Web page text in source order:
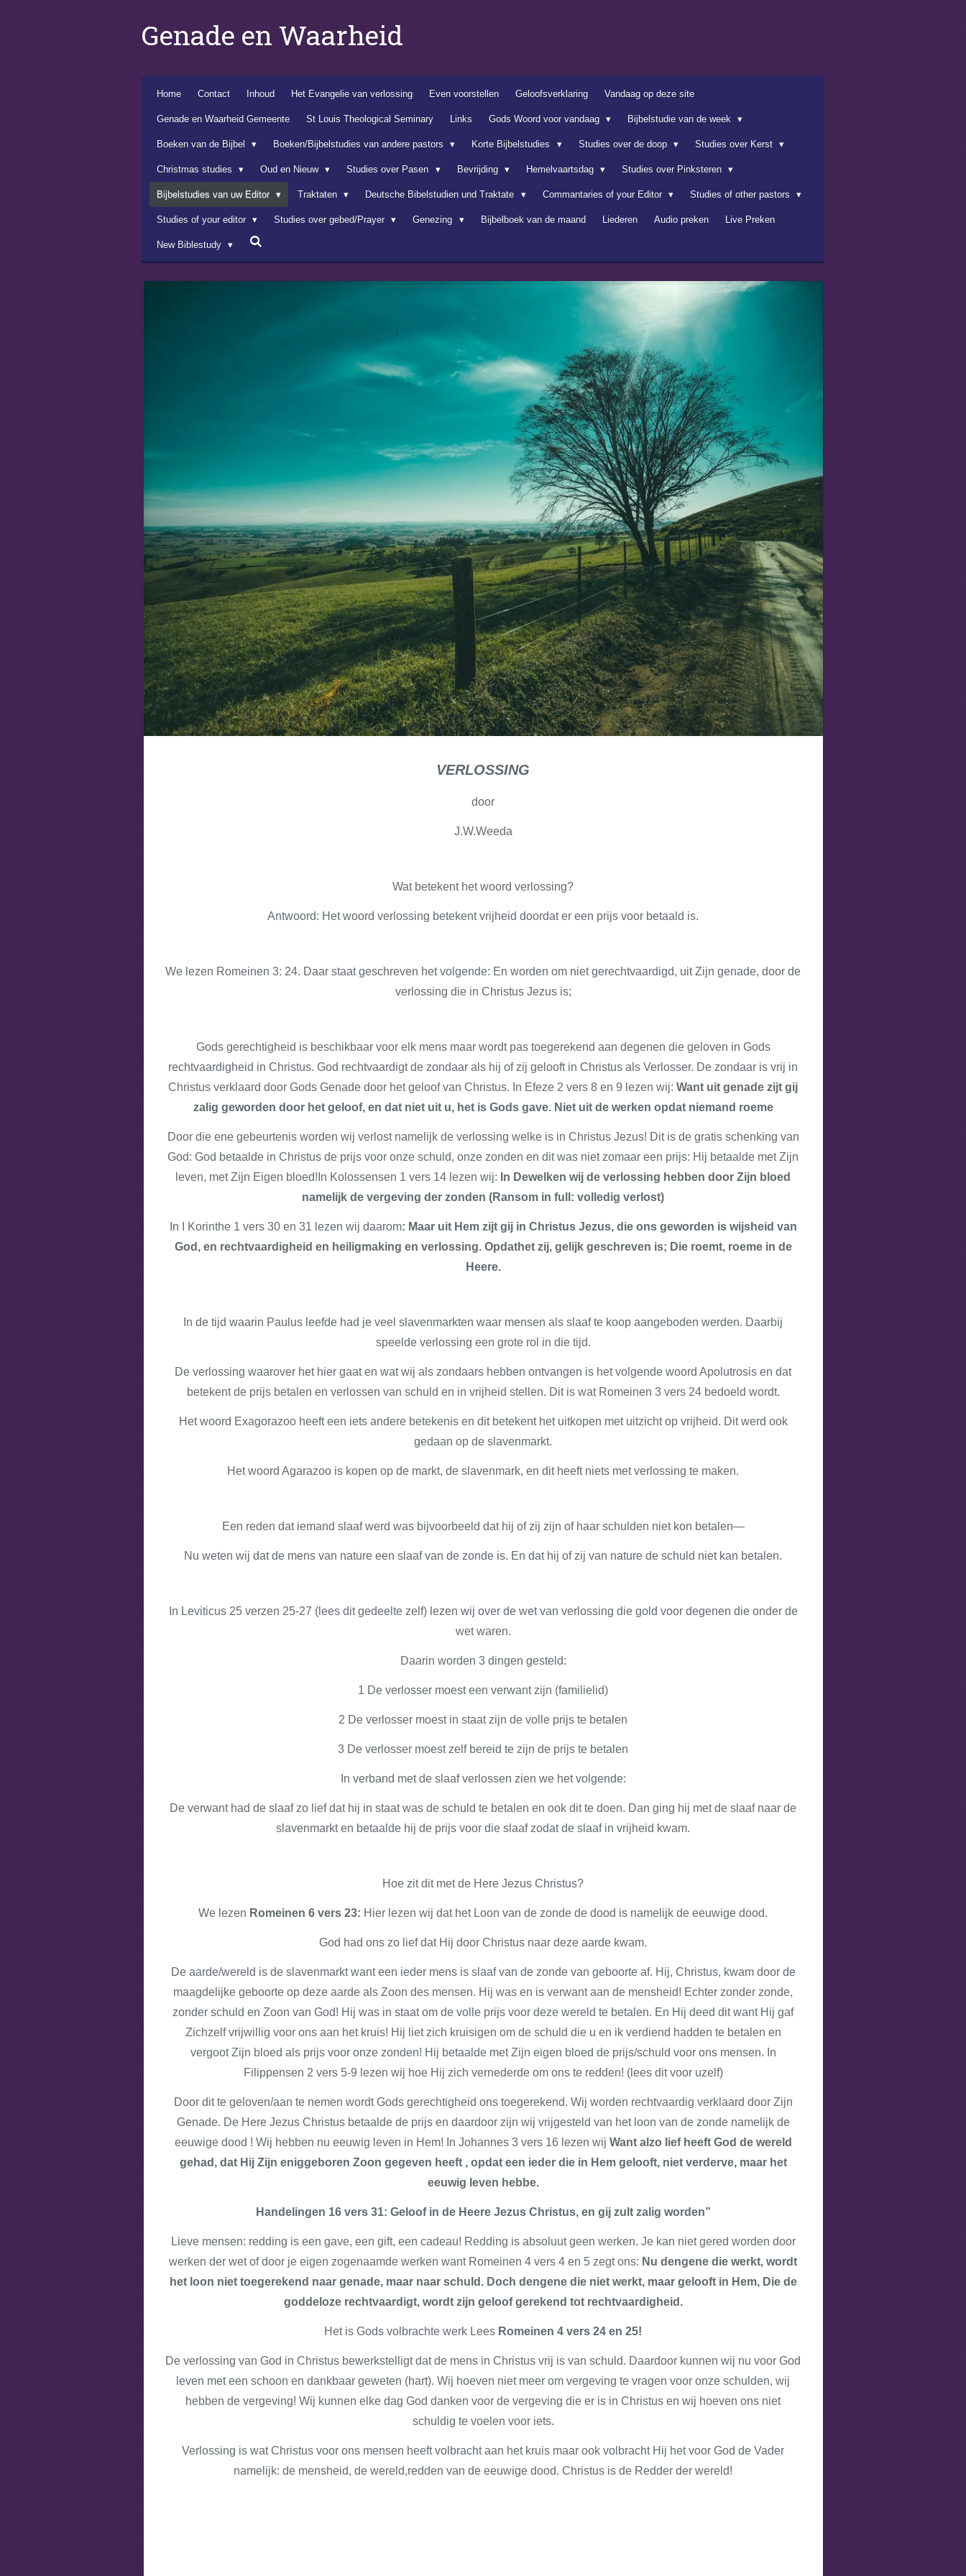
Genade en Waarheid
Home Contact Inhoud Het Evangelie van verlossing Even voorstellen Geloofsverklaring Vandaag op deze site
Genade en Waarheid Gemeente St Louis Theological Seminary Links Gods Woord voor vandaag Bijbelstudie van de week
Boeken van de Bijbel Boeken/Bijbelstudies van andere pastors Korte Bijbelstudies Studies over de doop Studies over Kerst
Christmas studies Oud en Nieuw Studies over Pasen Bevrijding Hemelvaartsdag Studies over Pinksteren
Bijbelstudies van uw Editor Traktaten Deutsche Bibelstudien und Traktate Commantaries of your Editor Studies of other pastors
Studies of your editor Studies over gebed/Prayer Genezing Bijbelboek van de maand Liederen Audio preken Live Preken
New Biblestudy
VERLOSSING
door
J.W.Weeda
Wat betekent het woord verlossing?
Antwoord: Het woord verlossing betekent vrijheid doordat er een prijs voor betaald is.
We lezen Romeinen 3: 24. Daar staat geschreven het volgende: En worden om niet gerechtvaardigd, uit Zijn genade, door de
verlossing die in Christus Jezus is;
Gods gerechtigheid is beschikbaar voor elk mens maar wordt pas toegerekend aan degenen die geloven in Gods
rechtvaardigheid in Christus. God rechtvaardigt de zondaar als hij of zij gelooft in Christus als Verlosser. De zondaar is vrij in
Christus verklaard door Gods Genade door het geloof van Christus. In Efeze 2 vers 8 en 9 lezen wij: Want uit genade zijt gij
zalig geworden door het geloof, en dat niet uit u, het is Gods gave. Niet uit de werken opdat niemand roeme
Door die ene gebeurtenis worden wij verlost namelijk de verlossing welke is in Christus Jezus! Dit is de gratis schenking van
God: God betaalde in Christus de prijs voor onze schuld, onze zonden en dit was niet zomaar een prijs: Hij betaalde met Zijn
leven, met Zijn Eigen bloed!In Kolossensen 1 vers 14 lezen wij: In Dewelken wij de verlossing hebben door Zijn bloed
namelijk de vergeving der zonden (Ransom in full: volledig verlost)
In I Korinthe 1 vers 30 en 31 lezen wij daarom: Maar uit Hem zijt gij in Christus Jezus, die ons geworden is wijsheid van
God, en rechtvaardigheid en heiligmaking en verlossing. Opdathet zij, gelijk geschreven is; Die roemt, roeme in de
Heere.
In de tijd waarin Paulus leefde had je veel slavenmarkten waar mensen als slaaf te koop aangeboden werden. Daarbij
speelde verlossing een grote rol in die tijd.
De verlossing waarover het hier gaat en wat wij als zondaars hebben ontvangen is het volgende woord Apolutrosis en dat
betekent de prijs betalen en verlossen van schuld en in vrijheid stellen. Dit is wat Romeinen 3 vers 24 bedoeld wordt.
Het woord Exagorazoo heeft een iets andere betekenis en dit betekent het uitkopen met uitzicht op vrijheid. Dit werd ook
gedaan op de slavenmarkt.
Het woord Agarazoo is kopen op de markt, de slavenmark, en dit heeft niets met verlossing te maken.
Een reden dat iemand slaaf werd was bijvoorbeeld dat hij of zij zijn of haar schulden niet kon betalen—
Nu weten wij dat de mens van nature een slaaf van de zonde is. En dat hij of zij van nature de schuld niet kan betalen.
In Leviticus 25 verzen 25-27 (lees dit gedeelte zelf) lezen wij over de wet van verlossing die gold voor degenen die onder de
wet waren.
Daarin worden 3 dingen gesteld:
1 De verlosser moest een verwant zijn (familielid)
2 De verlosser moest in staat zijn de volle prijs te betalen
3 De verlosser moest zelf bereid te zijn de prijs te betalen
In verband met de slaaf verlossen zien we het volgende:
De verwant had de slaaf zo lief dat hij in staat was de schuld te betalen en ook dit te doen. Dan ging hij met de slaaf naar de
slavenmarkt en betaalde hij de prijs voor die slaaf zodat de slaaf in vrijheid kwam.
Hoe zit dit met de Here Jezus Christus?
We lezen Romeinen 6 vers 23: Hier lezen wij dat het Loon van de zonde de dood is namelijk de eeuwige dood.
God had ons zo lief dat Hij door Christus naar deze aarde kwam.
De aarde/wereld is de slavenmarkt want een ieder mens is slaaf van de zonde van geboorte af. Hij, Christus, kwam door de
maagdelijke geboorte op deze aarde als Zoon des mensen. Hij was en is verwant aan de mensheid! Echter zonder zonde,
zonder schuld en Zoon van God! Hij was in staat om de volle prijs voor deze wereld te betalen. En Hij deed dit want Hij gaf
Zichzelf vrijwillig voor ons aan het kruis! Hij liet zich kruisigen om de schuld die u en ik verdiend hadden te betalen en
vergoot Zijn bloed als prijs voor onze zonden! Hij betaalde met Zijn eigen bloed de prijs/schuld voor ons mensen. In
Filippensen 2 vers 5-9 lezen wij hoe Hij zich vernederde om ons te redden! (lees dit voor uzelf)
Door dit te geloven/aan te nemen wordt Gods gerechtigheid ons toegerekend. Wij worden rechtvaardig verklaard door Zijn
Genade. De Here Jezus Christus betaalde de prijs en daardoor zijn wij vrijgesteld van het loon van de zonde namelijk de
eeuwige dood ! Wij hebben nu eeuwig leven in Hem! In Johannes 3 vers 16 lezen wij Want alzo lief heeft God de wereld
gehad, dat Hij Zijn eniggeboren Zoon gegeven heeft , opdat een ieder die in Hem gelooft, niet verderve, maar het
eeuwig leven hebbe.
Handelingen 16 vers 31: Geloof in de Heere Jezus Christus, en gij zult zalig worden”
Lieve mensen: redding is een gave, een gift, een cadeau! Redding is absoluut geen werken. Je kan niet gered worden door
werken der wet of door je eigen zogenaamde werken want Romeinen 4 vers 4 en 5 zegt ons: Nu dengene die werkt, wordt
het loon niet toegerekend naar genade, maar naar schuld. Doch dengene die niet werkt, maar gelooft in Hem, Die de
goddeloze rechtvaardigt, wordt zijn geloof gerekend tot rechtvaardigheid.
Het is Gods volbrachte werk Lees Romeinen 4 vers 24 en 25!
De verlossing van God in Christus bewerkstelligt dat de mens in Christus vrij is van schuld. Daardoor kunnen wij nu voor God
leven met een schoon en dankbaar geweten (hart). Wij hoeven niet meer om vergeving te vragen voor onze schulden, wij
hebben de vergeving! Wij kunnen elke dag God danken voor de vergeving die er is in Christus en wij hoeven ons niet
schuldig te voelen voor iets.
Verlossing is wat Christus voor ons mensen heeft volbracht aan het kruis maar ook volbracht Hij het voor God de Vader
namelijk: de mensheid, de wereld,redden van de eeuwige dood. Christus is de Redder der wereld!